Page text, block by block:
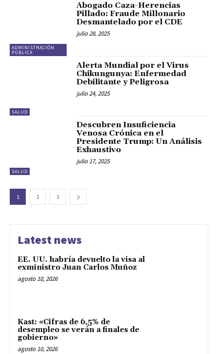
ADMINISTRACIÓN
PÚBLICA
Abogado Caza-Herencias
Pillado: Fraude Millonario
Desmantelado por el CDE
julio 28, 2025
SALUD
Alerta Mundial por el Virus
Chikungunya: Enfermedad
Debilitante y Peligrosa
julio 24, 2025
SALUD
Descubren Insuficiencia
Venosa Crónica en el
Presidente Trump: Un Análisis
Exhaustivo
julio 17, 2025
1 2 3
Latest news
EE. UU. habría devuelto la visa al
exministro Juan Carlos Muñoz
agosto 10, 2026
Kast: «Cifras de 6,5% de
desempleo se verán a finales de
gobierno»
agosto 10, 2026